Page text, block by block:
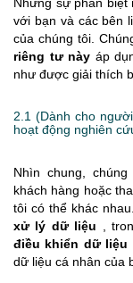
với bạn và các bên
của chúng tôi.
riêng tư này áp
như được giải thích
2.1 (Dành cho
hoạt động nghiên
Nhìn chung,
khách hàng hoặc
tôi có thể khác
xử lý dữ liệu
,
điều khiển dữ liệu
dữ liệu cá nhân của